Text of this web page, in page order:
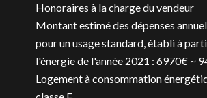
Honoraires à la charge du vendeur
Montant estimé des dépenses
pour un usage standard, établi à
l'énergie de l'année 2021 : 6970€ ~
Logement à consommation